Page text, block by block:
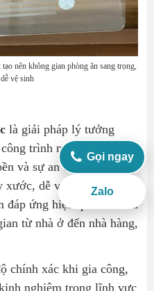
nên không gian phòng ăn sang trọng,
vệ sinh
là giải pháp lý tưởng
trình mong muốn kết
và sự an toàn. Với khả
dễ vệ sinh và đa
đáp ứng hiệu quả nhu cầu
từ nhà ở đến nhà hàng,
chính xác khi gia công,
nghiệm trong lĩnh vực
Gọi ngay
Zalo